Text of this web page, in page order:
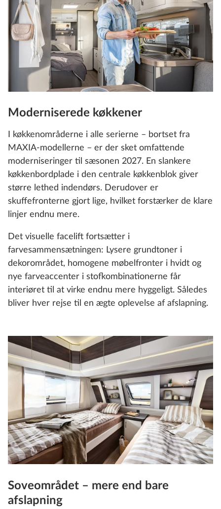
Moderniserede køkkener
I køkkenområderne i alle serierne – bortset fra
MAXIA-modellerne – er der sket omfattende
moderniseringer til sæsonen 2027. En slankere
køkkenbordplade i den centrale køkkenblok giver
større lethed indendørs. Derudover er
skuffefronterne gjort lige, hvilket forstærker de klare
linjer endnu mere.
Det visuelle facelift fortsætter i
farvesammensætningen: Lysere grundtoner i
dekorområdet, homogene møbelfronter i hvidt og
nye farveaccenter i stofkombinationerne får
interiøret til at virke endnu mere hyggeligt. Således
bliver hver rejse til en ægte oplevelse af afslapning.
Soveområdet – mere end bare
afslapning